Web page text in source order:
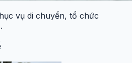
vụ di chuyển, tổ chức